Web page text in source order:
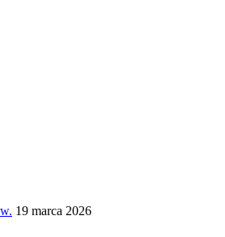
19 marca 2026